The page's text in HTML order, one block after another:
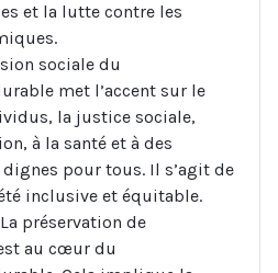
et la lutte contre les
sociale du
met l’accent sur le
la justice sociale,
à la santé et à des
pour tous. Il s’agit de
inclusive et équitable.
La préservation de
au cœur du